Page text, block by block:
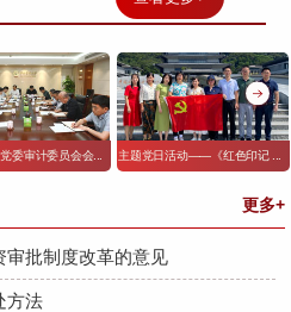
委审计委员会会... 主题党日活动——《红色印记 ...
更多+
审批制度改革的意见
方法